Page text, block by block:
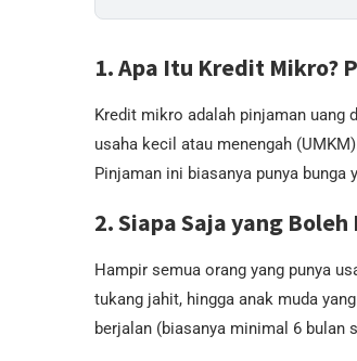
1. Apa Itu Kredit Mikro?
Kredit mikro adalah pinjaman uang
usaha kecil atau menengah
Pinjaman ini biasanya punya
2. Siapa Saja yang
Hampir semua orang yang punya
tukang jahit, hingga anak muda
berjalan (biasanya minimal 6 bulan